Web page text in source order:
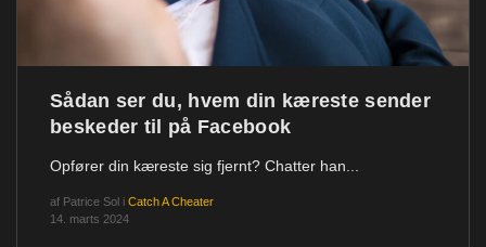
Sådan ser du, hvem din kæreste sender
beskeder til på Facebook
Opfører din kæreste sig fjernt? Chatter han...
af Patrice Sol i Catch A Cheater
14. marts 2024